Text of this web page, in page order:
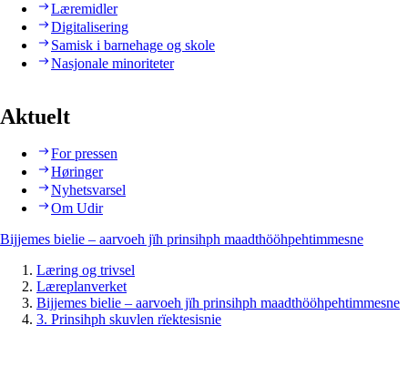
Læremidler
Digitalisering
Samisk i barnehage og skole
Nasjonale minoriteter
Aktuelt
For pressen
Høringer
Nyhetsvarsel
Om Udir
Bijjemes bielie – aarvoeh jïh prinsihph maadthööhpehtimmesne
Læring og trivsel
Læreplanverket
Bijjemes bielie – aarvoeh jïh prinsihph maadthööhpehtimmesne
3. Prinsihph skuvlen rïektesisnie